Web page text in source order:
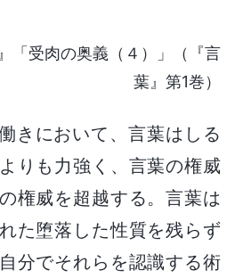
「受肉の奥義（４）」（『言
葉』第1巻）
きにおいて、言葉はしる
りも力強く、言葉の権威
権威を超越する。言葉は
た堕落した性質を残らず
分でそれらを認識する術